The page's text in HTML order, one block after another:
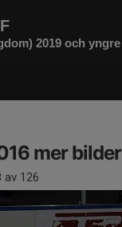
2019 och yngre
mer bilder
av 126